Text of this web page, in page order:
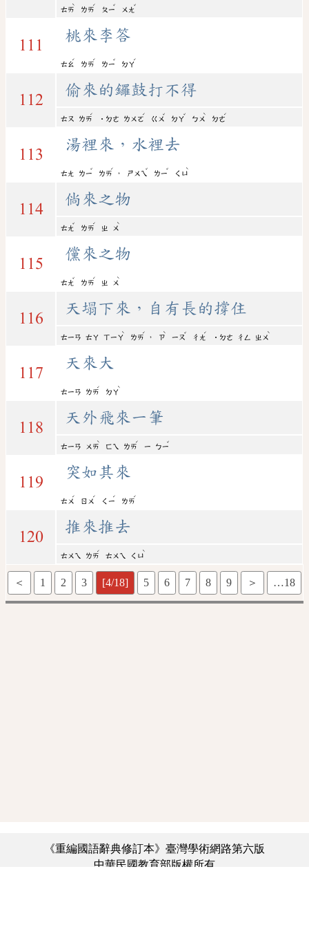
ㄊㄞ
ˋ
ㄌㄞ
ˊ
ㄆㄧ
ˇ
ㄨㄤ
ˇ
111
桃來李答
ㄊㄠ
ˊ
ㄌㄞ
ˊ
ㄌㄧ
ˇ
ㄉㄚ
ˊ
112
偷來的鑼鼓打不得
ㄊㄡ ㄌㄞ
ˊ
˙ㄉㄜ ㄌㄨㄛ
ˊ
ㄍㄨ
ˇ
ㄉㄚ
ˇ
ㄅㄨ
ˋ
ㄉㄜ
ˊ
113
湯裡來，水裡去
ㄊㄤ ㄌㄧ
ˇ
ㄌㄞ
ˊ
， ㄕㄨㄟ
ˇ
ㄌㄧ
ˇ
ㄑㄩ
ˋ
114
倘來之物
ㄊㄤ
ˇ
ㄌㄞ
ˊ
ㄓ ㄨ
ˋ
115
儻來之物
ㄊㄤ
ˇ
ㄌㄞ
ˊ
ㄓ ㄨ
ˋ
116
天塌下來，自有長的撐住
ㄊㄧㄢ ㄊㄚ ㄒㄧㄚ
ˋ
ㄌㄞ
ˊ
， ㄗ
ˋ
ㄧㄡ
ˇ
ㄔㄤ
ˊ
˙ㄉㄜ ㄔㄥ ㄓㄨ
ˋ
117
天來大
ㄊㄧㄢ ㄌㄞ
ˊ
ㄉㄚ
ˋ
118
天外飛來一筆
ㄊㄧㄢ ㄨㄞ
ˋ
ㄈㄟ ㄌㄞ
ˊ
ㄧ ㄅㄧ
ˇ
119
突如其來
ㄊㄨ
ˊ
ㄖㄨ
ˊ
ㄑㄧ
ˊ
ㄌㄞ
ˊ
120
推來推去
ㄊㄨㄟ ㄌㄞ
ˊ
ㄊㄨㄟ ㄑㄩ
ˋ
＜ 1 2 3 [4/18] 5 6 7 8 9 ＞ …18
《重編國語辭典修訂本》臺灣學術網路第六版
中華民國教育部版權所有